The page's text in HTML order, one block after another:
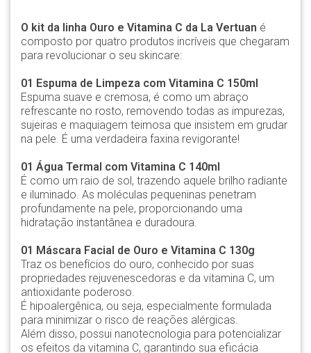
O kit da linha Ouro e Vitamina C da La Vertuan é
composto por quatro produtos incríveis que chegaram
para revolucionar o seu skincare:
01 Espuma de Limpeza com Vitamina C 150ml
Espuma suave e cremosa, é como um abraço
refrescante no rosto, removendo todas as impurezas,
sujeiras e maquiagem teimosa que insistem em grudar
na pele. É uma verdadeira faxina revigorante!
01 Água Termal com Vitamina C 140ml
É como um raio de sol, trazendo aquele brilho radiante
e iluminado. As moléculas pequeninas penetram
profundamente na pele, proporcionando uma
hidratação instantânea e duradoura.
01 Máscara Facial de Ouro e Vitamina C 130g
Traz os benefícios do ouro, conhecido por suas
propriedades rejuvenescedoras e da vitamina C, um
antioxidante poderoso.
É hipoalergênica, ou seja, especialmente formulada
para minimizar o risco de reações alérgicas.
Além disso, possui nanotecnologia para potencializar
os efeitos da vitamina C, garantindo sua eficácia